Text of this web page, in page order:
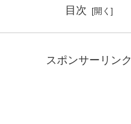
目次
スポンサーリンク